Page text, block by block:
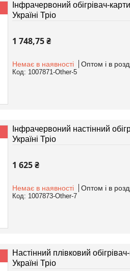
Інфрачервоний обігрівач-
Україні Тріо
1 748,75 ₴
Немає в наявності Оптом і в
1007871-Other-5
Інфрачервоний настінний
Україні Тріо
1 625 ₴
Немає в наявності Оптом і в
1007873-Other-7
Настінний плівковий
Україні Тріо